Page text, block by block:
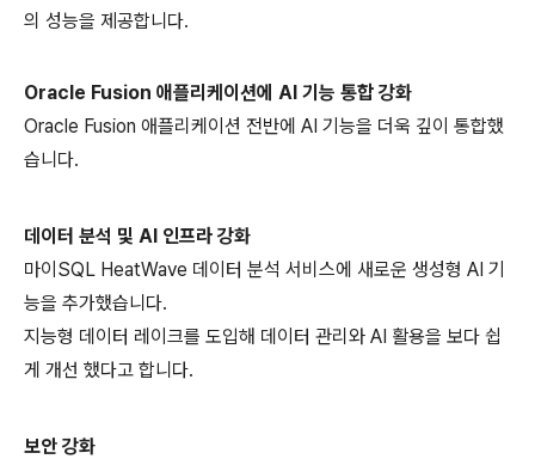
의 성능을 제공합니다.
Oracle Fusion 애플리케이션에 AI 기능 통합 강화
Oracle Fusion 애플리케이션 전반에 AI 기능을 더욱 깊이 통합했
습니다.
데이터 분석 및 AI 인프라 강화
마이SQL HeatWave 데이터 분석 서비스에 새로운 생성형 AI 기
능을 추가했습니다.
지능형 데이터 레이크를 도입해 데이터 관리와 AI 활용을 보다 쉽
게 개선 했다고 합니다.
보안 강화